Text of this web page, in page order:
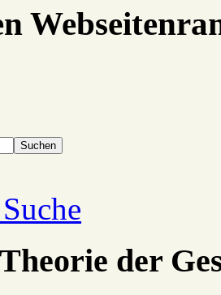
Suchen
der